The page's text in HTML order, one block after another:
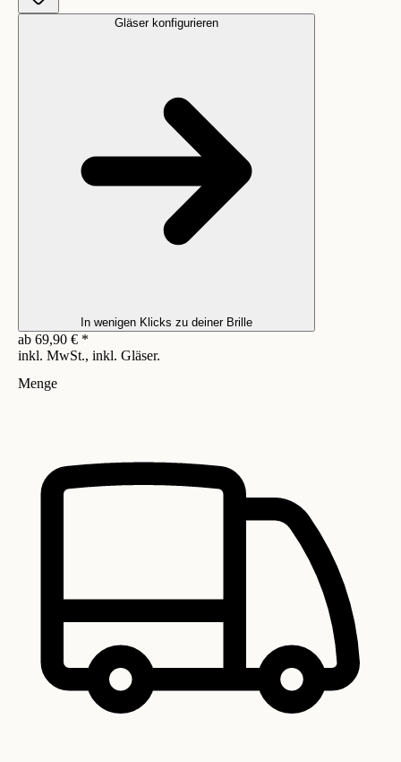
Gläser konfigurieren
In wenigen Klicks zu deiner Brille
ab 69,90 € *
inkl. MwSt., inkl. Gläser.
Menge